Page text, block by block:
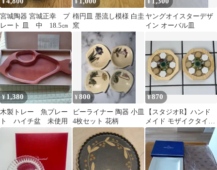
¥
宮城陶器 宮城正幸 プ
レート 皿 中 18.5㎝
¥
楕円皿 墨流し模様 白圭
窯
¥
ヤングオイスターデザ
イン オーバル皿
¥1,380
木製トレー 魚プレー
ト ハイチ盆 未使用
¥800
ビーライナー 陶器 小皿
4枚セット 花柄
¥870
【スタジオR】ハンド
メイド モザイクタイル
コースター 2枚セット